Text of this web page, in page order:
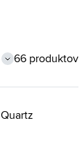
66 produktov